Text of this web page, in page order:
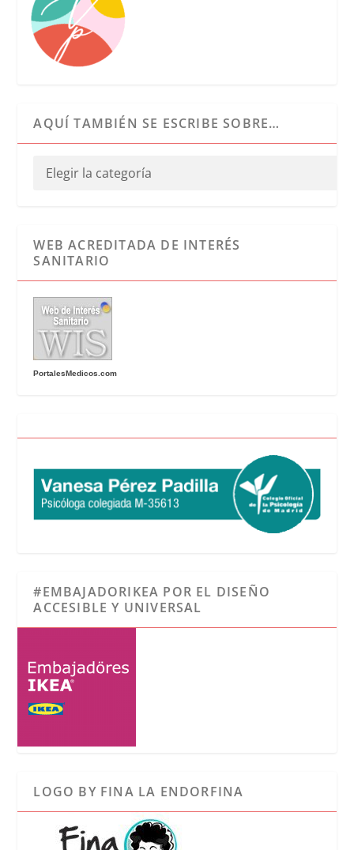
AQUÍ TAMBIÉN SE ESCRIBE SOBRE…
WEB ACREDITADA DE INTERÉS
SANITARIO
PortalesMedicos.com
#EMBAJADORIKEA POR EL DISEÑO
ACCESIBLE Y UNIVERSAL
LOGO BY FINA LA ENDORFINA